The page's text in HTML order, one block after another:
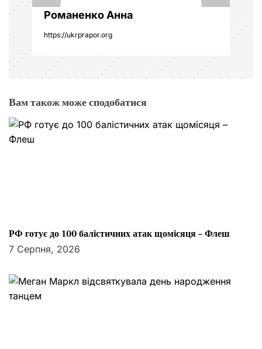
Романенко Анна
https://ukrprapor.org
Вам також може сподобатися
РФ готує до 100 балістичних атак щомісяця – Флеш
7 Серпня, 2026